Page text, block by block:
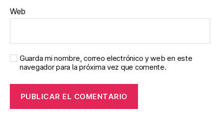
Web
Guarda mi nombre, correo electrónico y web en este
navegador para la próxima vez que comente.